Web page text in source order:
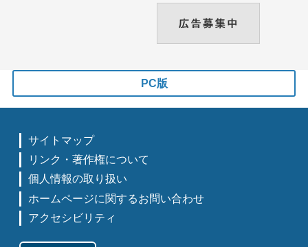
PC版
サイトマップ
リンク・著作権について
個人情報の取り扱い
ホームページに関するお問い合わせ
アクセシビリティ